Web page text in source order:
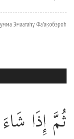
Эмаатаhу Фа'ак̣обэроh
ثُمَّ إِذَا